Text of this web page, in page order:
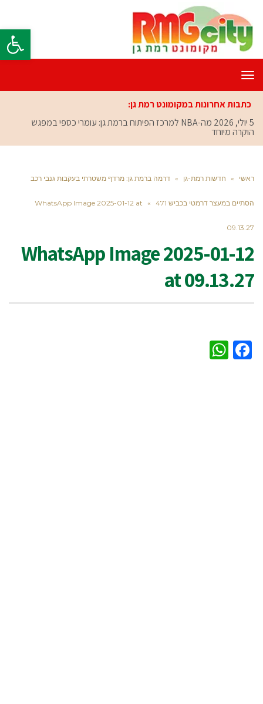
פתח
תפריט
כתבות אחרונות במקומונט רמת גן:
5 יולי, 2026
מה-NBA למרכז הפיתוח ברמת גן: עומרי כספי במפגש
הוקרה מיוחד
ראשי » חדשות רמת-גן » דרמה ברמת גן: מרדף משטרתי בעקבות גנבי רכב
הסתיים במעצר דרמטי בכביש 471 »
WhatsApp Image 2025-01-12 at
09.13.27
WhatsApp Image 2025-01-12
at 09.13.27
Facebook